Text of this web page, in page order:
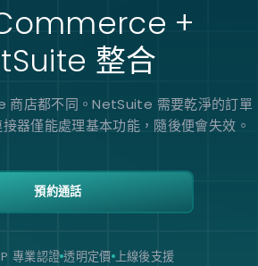
+
整合
店都不同。NetSuite 需要乾淨的訂單
器僅能處理基本功能，隨後便會失效。
預約通話
專業認證 透明定價 上線後支援